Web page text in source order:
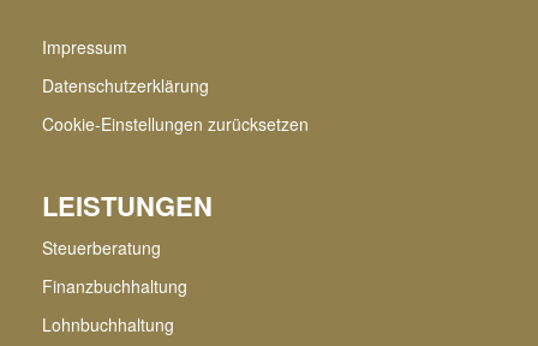
Impressum
Datenschutzerklärung
Cookie-Einstellungen zurücksetzen
LEISTUNGEN
Steuerberatung
Finanzbuchhaltung
Lohnbuchhaltung